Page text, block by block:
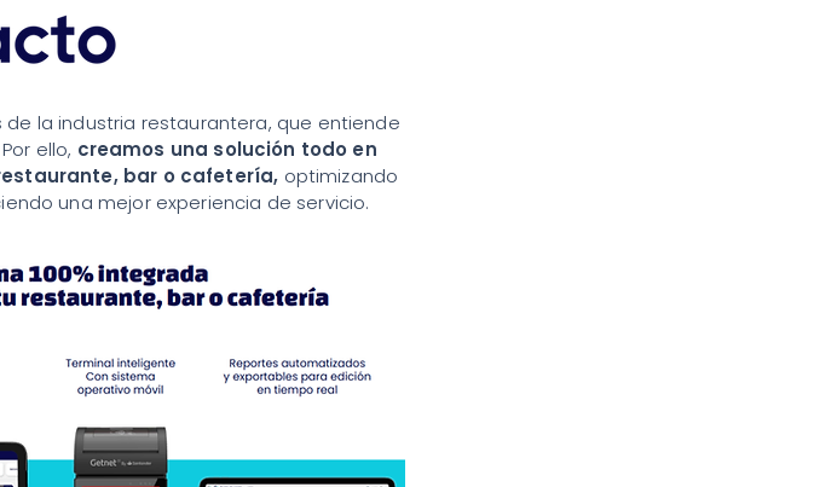
la industria restaurantera, que entiende
ello, creamos una solución todo en
bar o cafetería, optimizando
una mejor experiencia de servicio.